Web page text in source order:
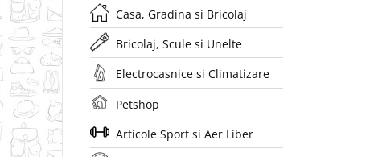
Casa, Gradina si Bricolaj
Bricolaj, Scule si Unelte
Electrocasnice si Climatizare
Petshop
Articole Sport si Aer Liber